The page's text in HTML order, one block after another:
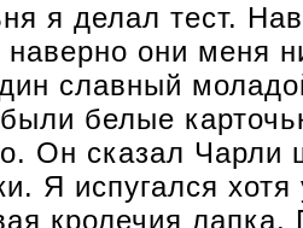
я делал тест.
наверно они меня
славный
белые
Он сказал Чарли
Я испугался
кролечия